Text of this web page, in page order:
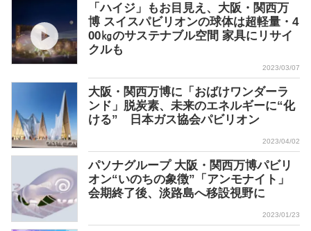
「ハイジ」もお目見え、大阪・関西万
博 スイスパビリオンの球体は超軽量・4
00㎏のサステナブル空間 家具にリサイ
クルも
2023/03/07
大阪・関西万博に「おばけワンダーラ
ンド」脱炭素、未来のエネルギーに“化
ける” 日本ガス協会パビリオン
2023/04/02
パソナグループ 大阪・関西万博パビリ
オン“いのちの象徴”「アンモナイト」
会期終了後、淡路島へ移設視野に
2023/01/23